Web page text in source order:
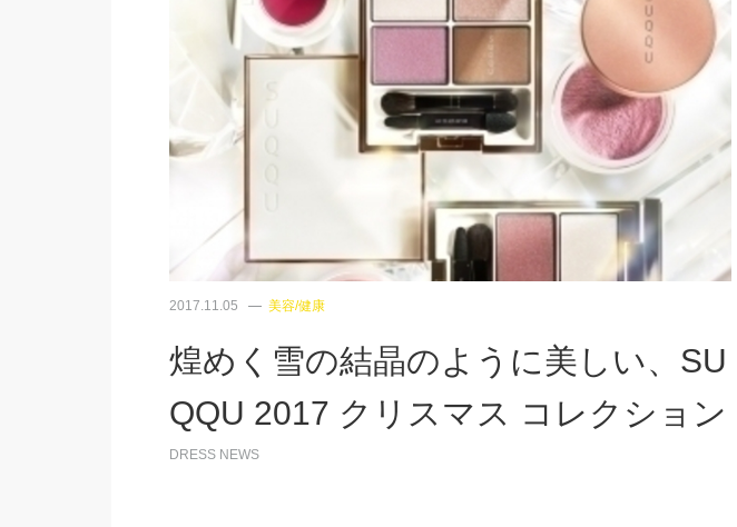
2017.11.05 美容/健康
煌めく雪の結晶のように美しい、SU
QQU 2017 クリスマス コレクション
DRESS NEWS